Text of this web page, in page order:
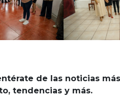
de las noticias
tendencias y más.